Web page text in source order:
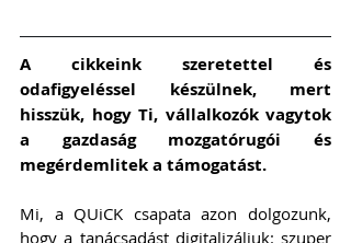
A cikkeink szeretettel és
odafigyeléssel készülnek, mert
hisszük, hogy Ti, vállalkozók vagytok
a gazdaság mozgatórugói és
megérdemlitek a támogatást.
Mi, a QUiCK csapata azon dolgozunk,
hogy a tanácsadást digitalizáljuk: szuper